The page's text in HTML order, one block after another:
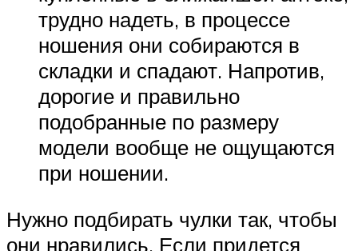
трудно надеть, в процессе
ношения они собираются в
складки и спадают. Напротив,
дорогие и правильно
подобранные по размеру
модели вообще не ощущаются
при ношении.
Нужно подбирать чулки так, чтобы
они нравились. Если придется